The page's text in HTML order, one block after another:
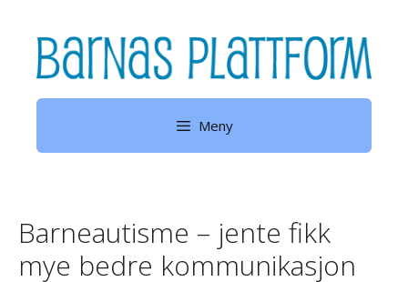
innhold
Meny
Barneautisme – jente fikk
mye bedre kommunikasjon